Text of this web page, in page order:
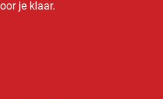
je klaar.